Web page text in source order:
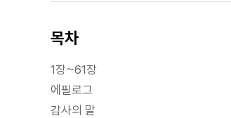
목차
1장~61장
에필로그
감사의 말